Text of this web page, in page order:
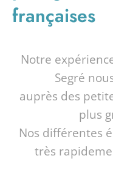
françaises
Notre
Segré
auprès des
plus
Nos différentes
très